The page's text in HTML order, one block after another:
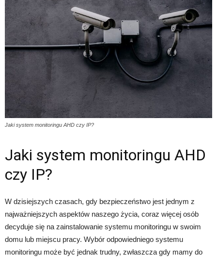
Jaki system monitoringu AHD czy IP?
Jaki system monitoringu AHD
czy IP?
W dzisiejszych czasach, gdy bezpieczeństwo jest jednym z
najważniejszych aspektów naszego życia, coraz więcej osób
decyduje się na zainstalowanie systemu monitoringu w swoim
domu lub miejscu pracy. Wybór odpowiedniego systemu
monitoringu może być jednak trudny, zwłaszcza gdy mamy do